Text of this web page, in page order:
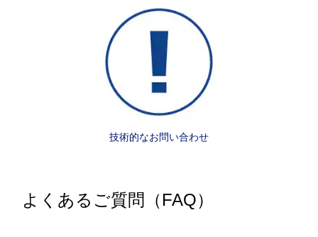
技術的なお問い合わせ
よくあるご質問（FAQ）